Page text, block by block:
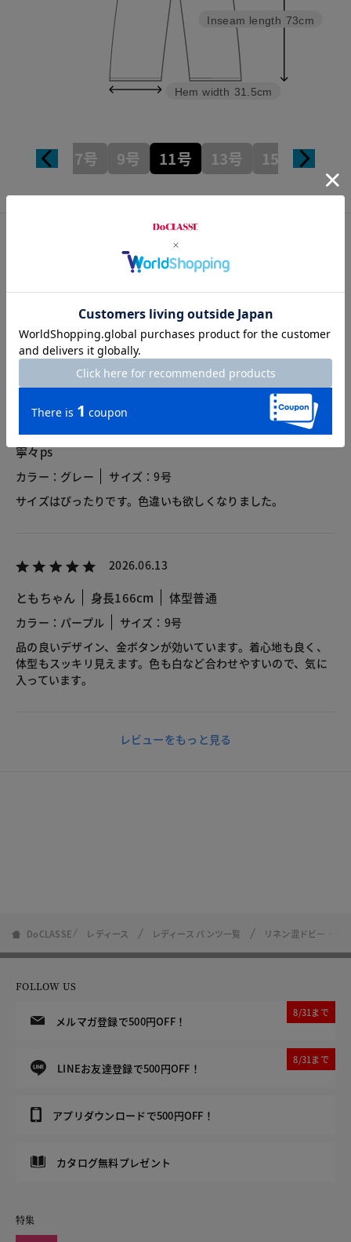
Inseam length 73cm
Hem width 31.5cm
7号 9号 11号 13号 15号
4.3 3レビュー
2026.06.26
寧々ps
カラー：グレー
サイズ：9号
サイズはぴったりです。色違いも欲しくなりました。
2026.06.13
ともちゃん 身長166cm 体型普通
カラー：パープル
サイズ：9号
品の良いデザイン、金ボタンが効いています。着心地も良く、
体型もスッキリ見えます。色も白など合わせやすいので、気に
入っています。
レビューをもっと見る
DoCLASSE レディース レディース パンツ一覧 リネン混ドビー・セ
FOLLOW US
メルマガ登録で500円OFF！
8/31まで
LINEお友達登録で500円OFF！
8/31まで
アプリダウンロードで500円OFF！
カタログ無料プレゼント
特集